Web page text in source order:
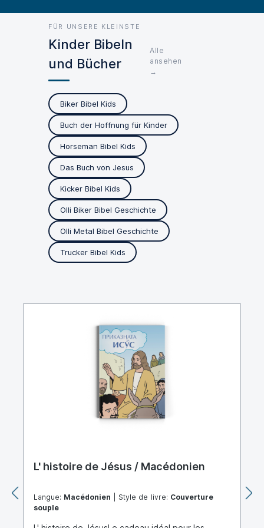
FÜR UNSERE KLEINSTE
Kinder Bibeln
und Bücher
Alle
ansehen
→
Biker Bibel Kids
Buch der Hoffnung für Kinder
Horseman Bibel Kids
Das Buch von Jesus
Kicker Bibel Kids
Olli Biker Bibel Geschichte
Olli Metal Bibel Geschichte
Trucker Bibel Kids
L' histoire de Jésus / Macédonien
Langue: Macédonien | Style de livre: Couverture
souple